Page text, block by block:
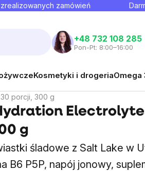
zamówień
+48 732 108 285
Pon-Pt: 8:00–16:00
Kosmetyki i drogeriaOmega
30 porcji, 300 g
g
śladowe z Salt Lake w
B6 P5P, napój jonowy,